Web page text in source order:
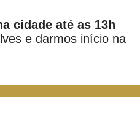
cidade até as 13h
e darmos início na